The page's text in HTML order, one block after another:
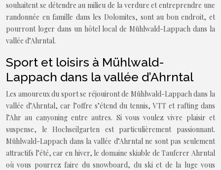
souhaitent se détendre au milieu de la verdure et entreprendre une
randonnée en famille dans les Dolomites, sont au bon endroit, et
pourront loger dans un hôtel local de Mühlwald-Lappach dans la
vallée d’Ahrntal.
Sport et loisirs à Mühlwald-
Lappach dans la vallée d’Ahrntal
Les amoureux du sport se réjouiront de Mühlwald-Lappach dans la
vallée d’Ahrntal, car l’offre s’étend du tennis, VTT et rafting dans
l’Ahr au canyoning entre autres. Si vous voulez vivre plaisir et
suspense, le Hochseilgarten est particulièrement passionnant.
Mühlwald-Lappach dans la vallée d’Ahrntal ne sont pas seulement
attractifs l’été, car en hiver, le domaine skiable de Tauferer Ahrntal
où vous pourrez faire du snowboard, du ski et de la luge vous